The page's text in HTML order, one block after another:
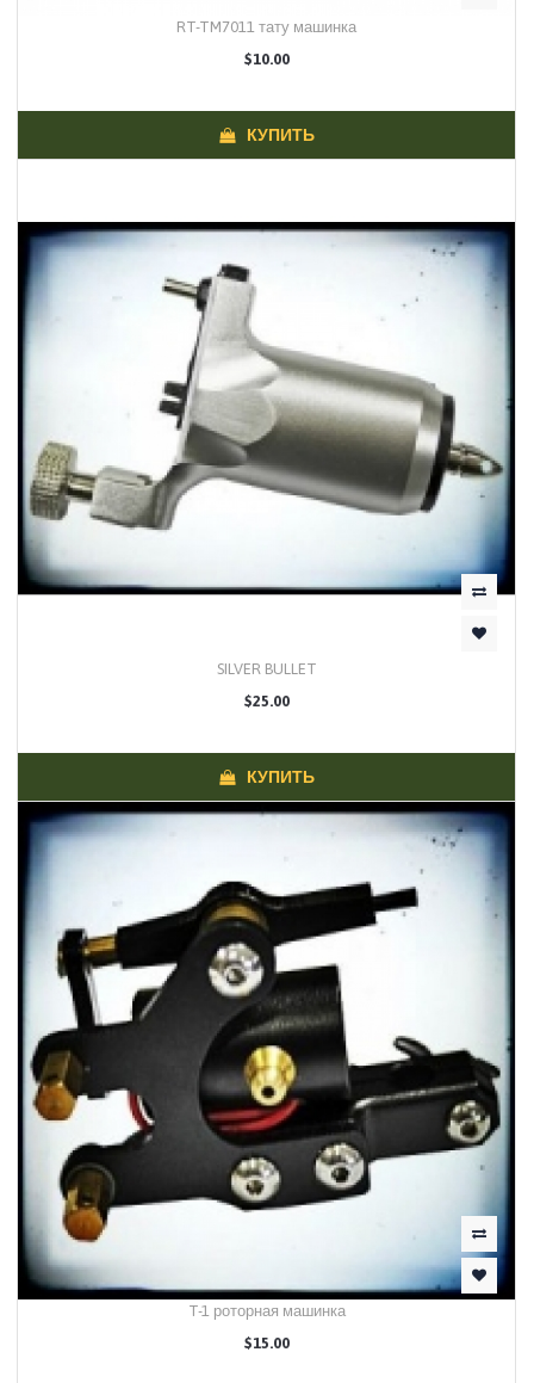
RT-TM7011 тату машинка
$10.00
КУПИТЬ
SILVER BULLET
$25.00
КУПИТЬ
T-1 роторная машинка
$15.00